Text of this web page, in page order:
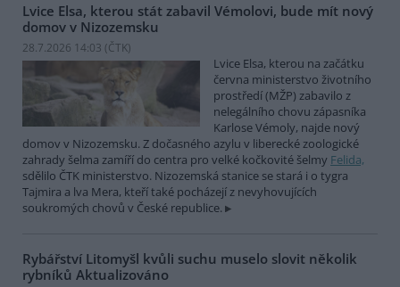
Lvice Elsa, kterou stát zabavil Vémolovi, bude mít nový
domov v Nizozemsku
28.7.2026 14:03 (ČTK)
Lvice Elsa, kterou na začátku
června ministerstvo životního
prostředí (MŽP) zabavilo z
nelegálního chovu zápasníka
Karlose Vémoly, najde nový
domov v Nizozemsku. Z dočasného azylu v liberecké zoologické
zahrady šelma zamíří do centra pro velké kočkovité šelmy Felida,
sdělilo ČTK ministerstvo. Nizozemská stanice se stará i o tygra
Tajmira a lva Mera, kteří také pocházejí z nevyhovujících
soukromých chovů v České republice.
Rybářství Litomyšl kvůli suchu muselo slovit několik
rybníků Aktualizováno